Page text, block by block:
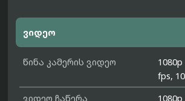
ვიდეო
წინა კამერის ვიდეო
fps,
ვიდეო ჩაწერა